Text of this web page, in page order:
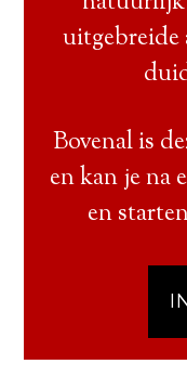
uitgebreide
Bovenal is
en kan je na
en